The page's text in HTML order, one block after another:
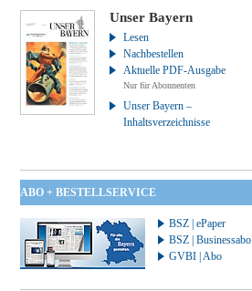
Unser Bayern
Lesen
Nachbestellen
Aktuelle PDF-Ausgabe
Nur für Abonnenten
Unser Bayern –
Inhaltsverzeichnisse
ABO + BESTELLSERVICE
BSZ | ePaper
BSZ | Businessabo
GVBI | Abo